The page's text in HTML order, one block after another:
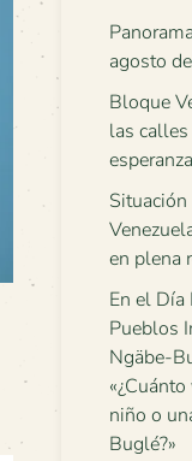
agosto
Bloque
las
en plena
En el Día
Pueblos
Ngäbe-
niño o
Buglé?»